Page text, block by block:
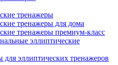
тренажеры
тренажеры для дома
тренажеры премиум-класс
эллиптические
для эллиптических тренажеров